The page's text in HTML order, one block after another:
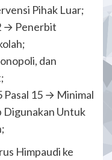
Pihak Luar;
→ Penerbit
dan
Pasal 15 → Minimal
Digunakan Untuk
Himpaudi ke